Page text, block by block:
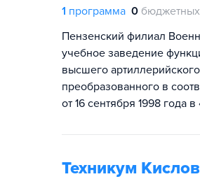
1 программа 0
Пензенский филиал
учебное заведение
высшего
преобразованного в
от 16 сентября 1998 года
Техникум